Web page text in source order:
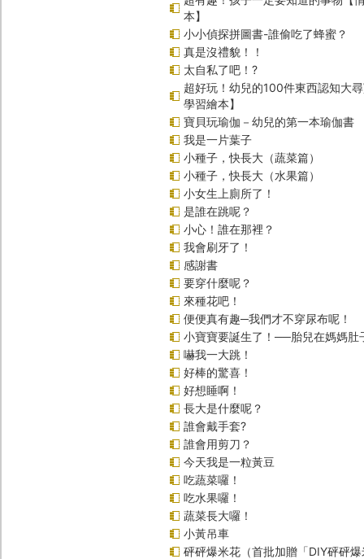
本】
小小偵探拼圖書-誰偷吃了蜂蜜？
真是沒禮貌！！
太自私了吧！?
超好玩！幼兒的100件東西認知大
學習繪本】
寶貝玩瑜伽－幼兒的第一本瑜伽書
我是一片葉子
小種子，快長大（蔬菜篇）
小種子，快長大（水果篇）
小女生上廁所了！
是誰在跳呢？
小心！誰在那裡？
我會刷牙了！
感謝書
要穿什麼呢？
來種花吧！
便便真有趣─我們才不穿尿布呢！
小寶寶要誕生了！──胎兒在媽媽肚
嚇我一大跳！
好棒的驚喜！
好想睡啊！
長大是什麼呢？
誰會戴手套?
誰會用剪刀？
今天我是一粒黃豆
吃蔬菜囉！
吃水果囉！
蔬菜長大囉！
小黃吊車
砰砰爆米花（首批加贈「DIY砰砰